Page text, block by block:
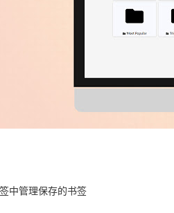
中管理保存的书签